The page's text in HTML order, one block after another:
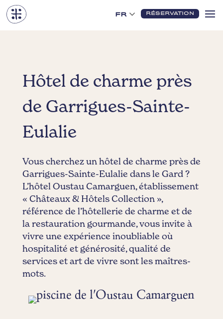
FR RÉSERVATION
Hôtel de charme près
de Garrigues-Sainte-
Eulalie
Vous cherchez un hôtel de charme près de
Garrigues-Sainte-Eulalie dans le Gard ?
L’hôtel Oustau Camarguen, établissement
« Châteaux & Hôtels Collection »,
référence de l’hôtellerie de charme et de
la restauration gourmande, vous invite à
vivre une expérience inoubliable où
hospitalité et générosité, qualité de
services et art de vivre sont les maîtres-
mots.